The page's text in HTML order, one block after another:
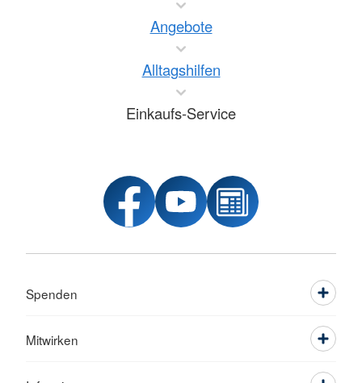
Angebote
Alltagshilfen
Einkaufs-Service
Spenden
Mitwirken